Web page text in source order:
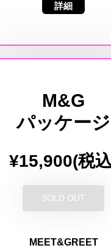
詳細
M&G
パッケージ
¥15,900(税
SOLD OUT
MEET&GREET